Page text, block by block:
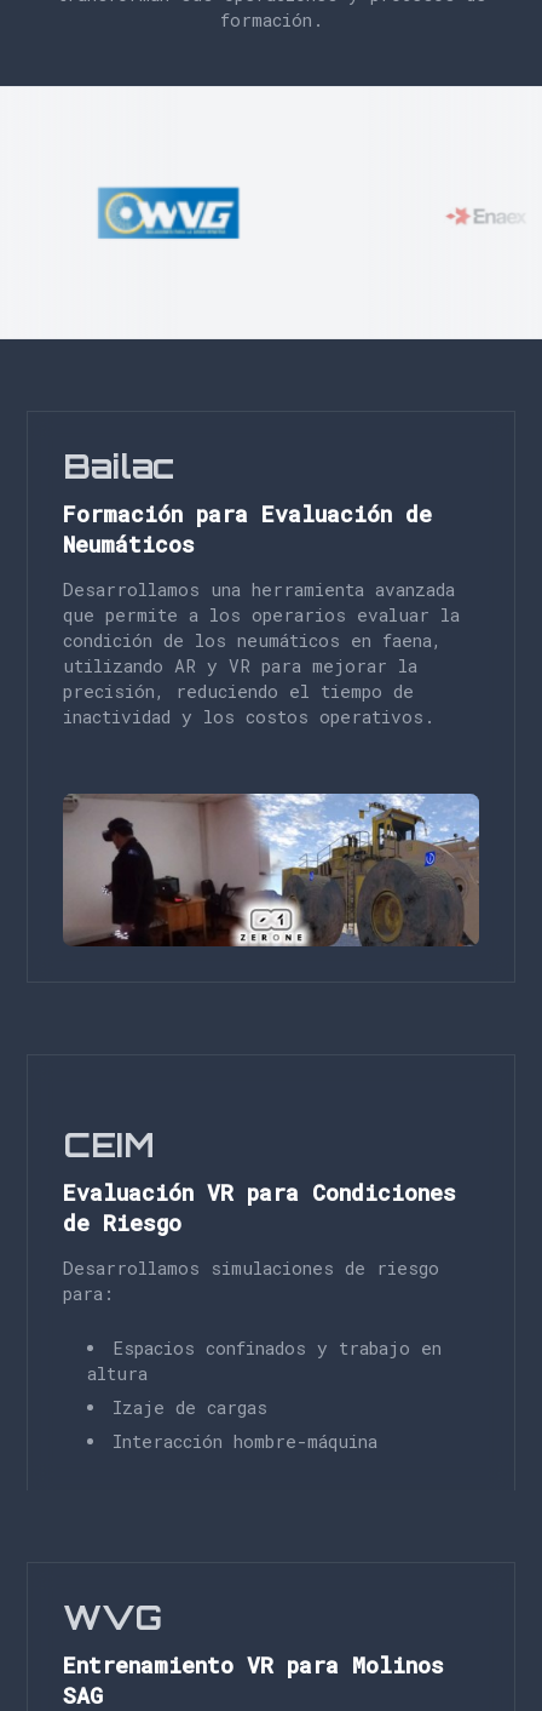
formación.
Bailac
Formación para Evaluación de
Neumáticos
Desarrollamos una herramienta avanzada
que permite a los operarios evaluar la
condición de los neumáticos en faena,
utilizando AR y VR para mejorar la
precisión, reduciendo el tiempo de
inactividad y los costos operativos.
CEIM
Evaluación VR para Condiciones
de Riesgo
Desarrollamos simulaciones de riesgo
para:
Espacios confinados y trabajo en
altura
Izaje de cargas
Interacción hombre-máquina
WVG
Entrenamiento VR para Molinos
SAG